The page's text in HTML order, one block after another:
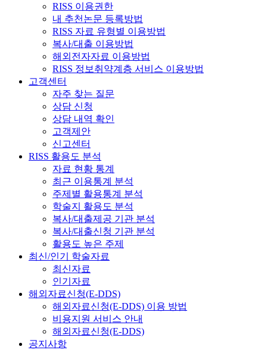
RISS 이용권한
내 추천논문 등록방법
RISS 자료 유형별 이용방법
복사/대출 이용방법
해외전자자료 이용방법
RISS 정보취약계층 서비스 이용방법
고객센터
자주 찾는 질문
상담 신청
상담 내역 확인
고객제안
신고센터
RISS 활용도 분석
자료 현황 통계
최근 이용통계 분석
주제별 활용통계 분석
학술지 활용도 분석
복사/대출제공 기관 분석
복사/대출신청 기관 분석
활용도 높은 주제
최신/인기 학술자료
최신자료
인기자료
해외자료신청(E-DDS)
해외자료신청(E-DDS) 이용 방법
비용지원 서비스 안내
해외자료신청(E-DDS)
공지사항